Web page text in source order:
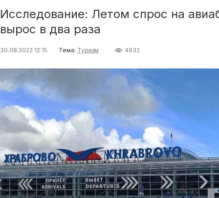
Исследование: Летом спрос на
вырос в два раза
30.08.2022 12:15 Тема: Туризм 4932